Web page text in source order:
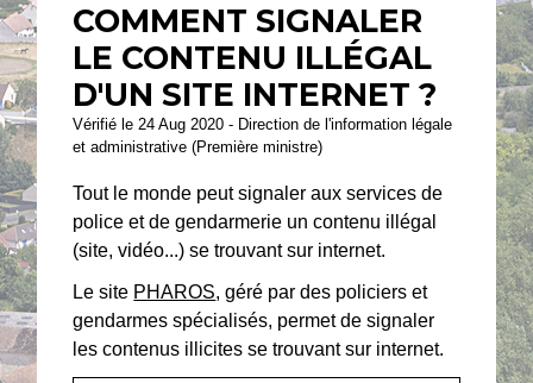
COMMENT SIGNALER
LE CONTENU ILLÉGAL
D'UN SITE INTERNET ?
Vérifié le 24 Aug 2020 - Direction de l'information légale
et administrative (Première ministre)
Tout le monde peut signaler aux services de
police et de gendarmerie un contenu illégal
(site, vidéo...) se trouvant sur internet.
Le site PHAROS, géré par des policiers et
gendarmes spécialisés, permet de signaler
les contenus illicites se trouvant sur internet.